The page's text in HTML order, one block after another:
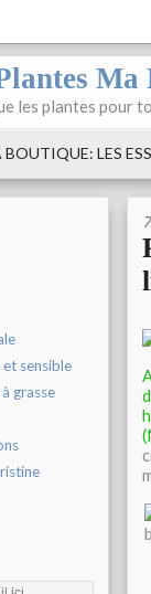
Ma
les plantes pour
BOUTIQUE: LES
et sensible
grasse